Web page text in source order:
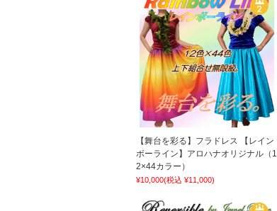
【舞台を彩る】フラドレス 【レイン
ボーライン】アロハナオリジナル（1
2×44カラー）
¥10,000(税込 ¥11,000)